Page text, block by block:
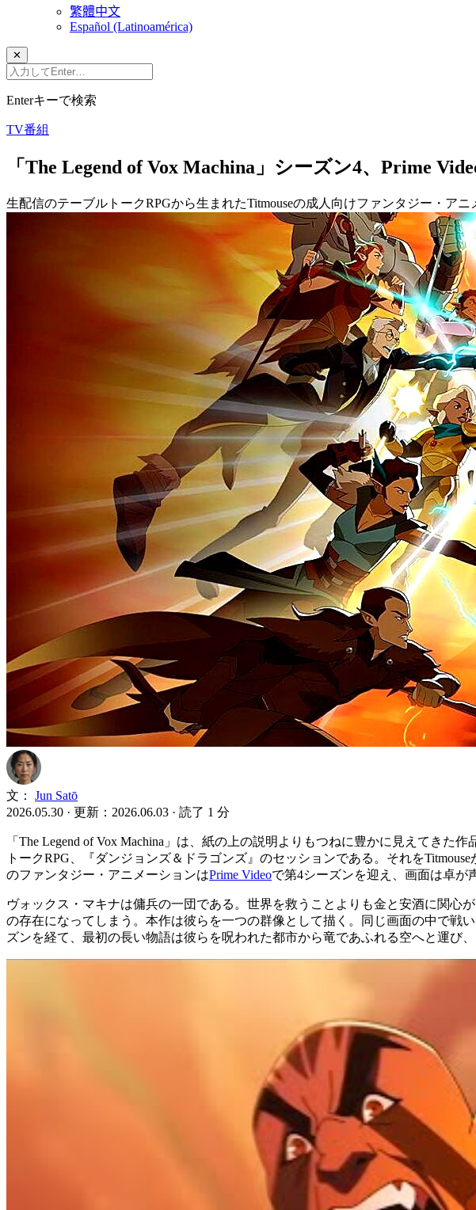
繁體中文
Español (Latinoamérica)
✕
Enterキーで検索
TV番組
「The Legend of Vox Machina」シーズン4、Prime
生配信のテーブルトークRPGから生まれたTitmouseの成人向けファンタジー・ア
文：
Jun Satō
2026.05.30 · 更新：2026.06.03 · 読了 1 分
「The Legend of Vox Machina」は、紙の上の説明よりもつねに豊かに見えてき
トークRPG、『ダンジョンズ＆ドラゴンズ』のセッションである。それを
のファンタジー・アニメーションはPrime Videoで第4シーズンを迎え、画面は卓が
ヴォックス・マキナは傭兵の一団である。世界を救うことよりも金と安酒に関
の存在になってしまう。本作は彼らを一つの群像として描く。同じ画面の中で戦
ズンを経て、最初の長い物語は彼らを呪われた都市から竜であふれる空へと運び